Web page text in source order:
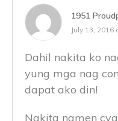
1951
July 13, 2016
Dahil nakita ko
yung mga nag
dapat ako din!
Nakita namen